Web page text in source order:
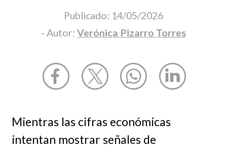
Publicado: 14/05/2026
- Autor: Verónica Pizarro Torres
Mientras las cifras económicas
intentan mostrar señales de